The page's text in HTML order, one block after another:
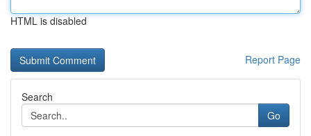
HTML is disabled
Report Page
Search
Go